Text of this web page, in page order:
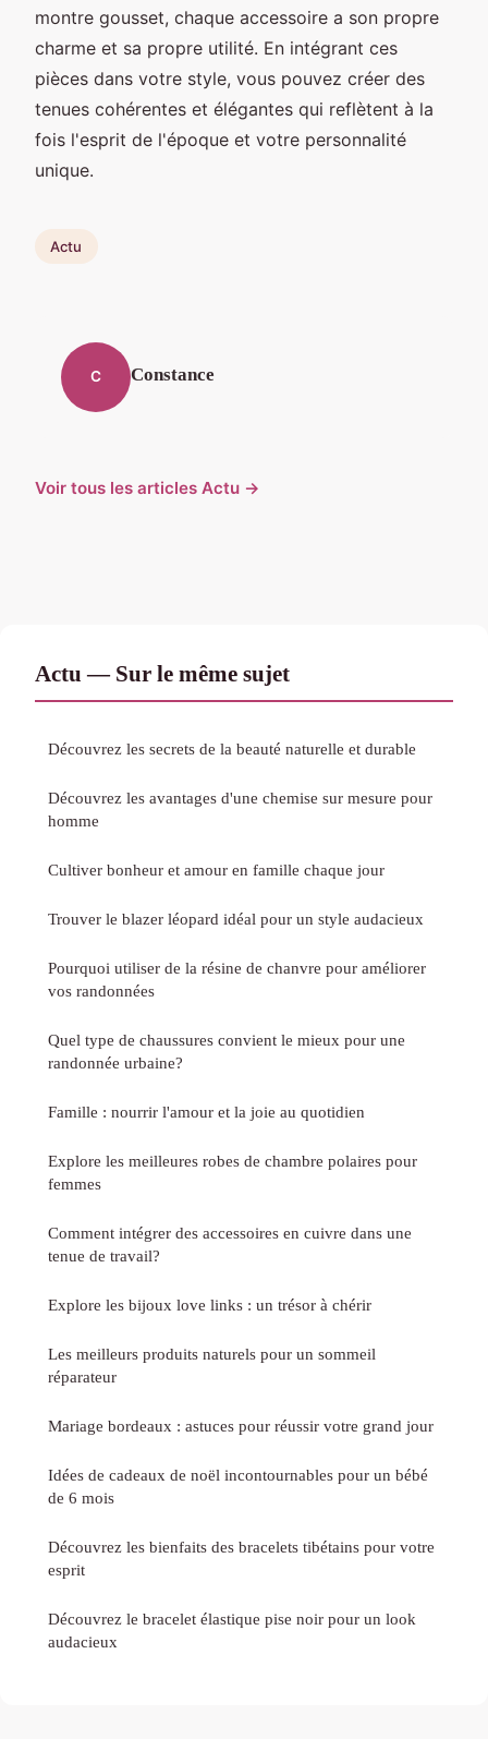
montre gousset, chaque accessoire a son propre
charme et sa propre utilité. En intégrant ces
pièces dans votre style, vous pouvez créer des
tenues cohérentes et élégantes qui reflètent à la
fois l'esprit de l'époque et votre personnalité
unique.
Actu
C Constance
Voir tous les articles Actu →
Actu — Sur le même sujet
Découvrez les secrets de la beauté naturelle et durable
Découvrez les avantages d'une chemise sur mesure pour
homme
Cultiver bonheur et amour en famille chaque jour
Trouver le blazer léopard idéal pour un style audacieux
Pourquoi utiliser de la résine de chanvre pour améliorer
vos randonnées
Quel type de chaussures convient le mieux pour une
randonnée urbaine?
Famille : nourrir l'amour et la joie au quotidien
Explore les meilleures robes de chambre polaires pour
femmes
Comment intégrer des accessoires en cuivre dans une
tenue de travail?
Explore les bijoux love links : un trésor à chérir
Les meilleurs produits naturels pour un sommeil
réparateur
Mariage bordeaux : astuces pour réussir votre grand jour
Idées de cadeaux de noël incontournables pour un bébé
de 6 mois
Découvrez les bienfaits des bracelets tibétains pour votre
esprit
Découvrez le bracelet élastique pise noir pour un look
audacieux